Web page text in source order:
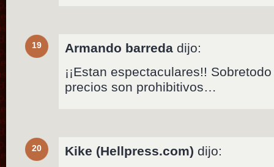
19 Armando barreda dijo:
¡¡Estan espectaculares!!
precios son prohibitivos…
20 Kike (Hellpress.com) dijo: